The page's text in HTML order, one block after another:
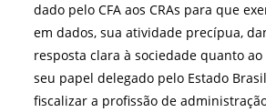
dado pelo CFA aos CRAs para que
em dados, sua atividade precípua,
resposta clara à sociedade quanto
seu papel delegado pelo Estado
fiscalizar a profissão de